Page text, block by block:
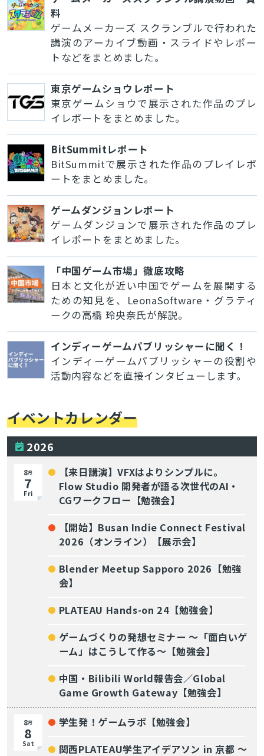
料
ゲームメーカーズ スクランブルで行われた
講演のアーカイブ動画・スライドやレポー
トなどをまとめました。
東京ゲームショウレポート
東京ゲームショウで展示された作品のプレ
イレポートをまとめました。
BitSummitレポート
BitSummitで展示された作品のプレイレポ
ートをまとめました。
ゲームダンジョンレポート
ゲームダンジョンで展示された作品のプレ
イレポートをまとめました。
「中国ゲーム市場」徹底攻略
日本と文化が近い中国でゲームを展開する
ための知見を、LeonaSoftware・グラティ
ークの高橋 玲央奈氏が解説。
インディーゲームパブリッシャーに聞く！
インディーゲームパブリッシャーの役割や
活動内容などを直接インタビューします。
イベントカレンダー
2026
8月
7
Fri
【来日講演】VFXはよりシンプルに。
Flow Studio 開発者が語る次世代のAI・
CGワークフロー【勉強会】
【開始】Busan Indie Connect Festival
2026（オンライン）【展示会】
Blender Meetup Sapporo 2026【勉強
会】
PLATEAU Hands-on 24【勉強会】
ゲームづくりの発想セミナー ～「面白いゲ
ーム」はこうして作る～【勉強会】
中国・Bilibili World報告会／Global
Game Growth Gateway【勉強会】
8月
8
Sat
学生発！ゲームラボ【勉強会】
関西PLATEAU学生アイデアソン in 京都 〜